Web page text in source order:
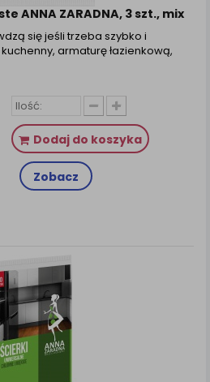
ANNA ZARADNA, 3 szt., mix
się jeśli trzeba szybko i
armaturę łazienkową,
Dodaj do koszyka
Zobacz